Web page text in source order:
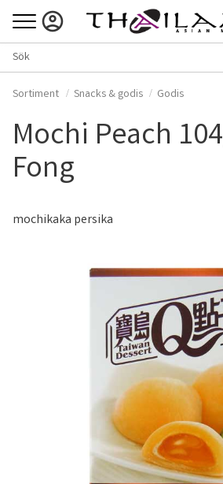
Sortiment Snacks & godis Godis
Mochi Peach
Fong
mochikaka persika